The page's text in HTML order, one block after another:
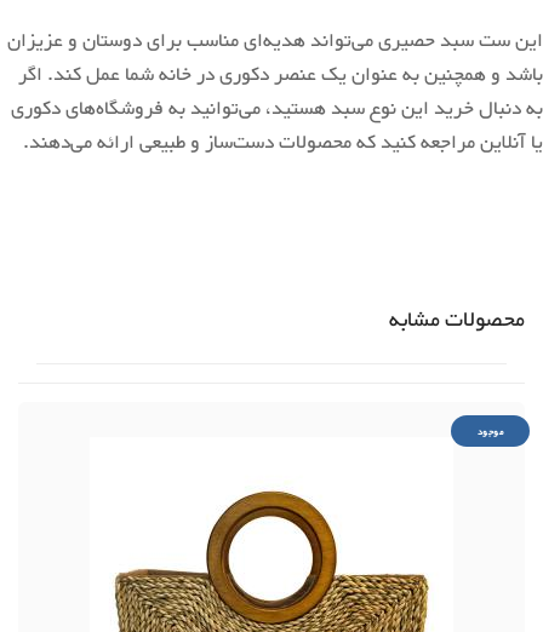
این ست سبد حصیری می‌تواند هدیه‌ای مناسب برای دوستان و عزیزان
باشد و همچنین به عنوان یک عنصر دکوری در خانه شما عمل کند. اگر
به دنبال خرید این نوع سبد هستید، می‌توانید به فروشگاه‌های دکوری
یا آنلاین مراجعه کنید که محصولات دست‌ساز و طبیعی ارائه می‌دهند.
محصولات مشابه
موجود